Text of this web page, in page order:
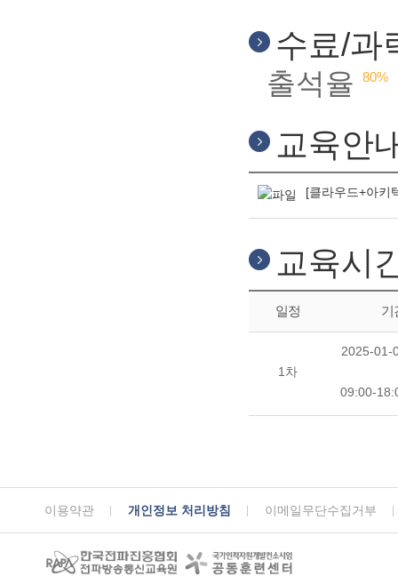
수료/과
출석율 80%
교육안
[클라우드+아키
교육시
일정 기
1차
2025-01-
09:00-
이용약관 개인정보 처리방침 이메일무단수집거부